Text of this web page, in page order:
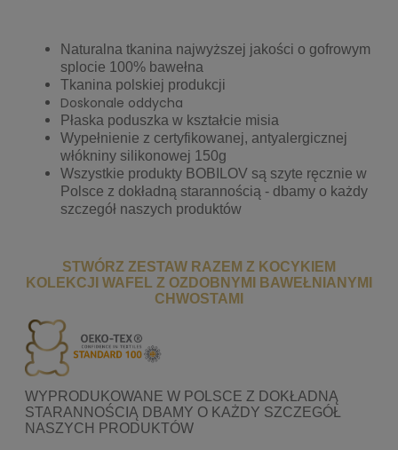
Naturalna tkanina najwyższej jakości o gofrowym
splocie 100% bawełna
Tkanina polskiej produkcji
Doskonale oddycha
Płaska poduszka w kształcie misia
Wypełnienie z certyfikowanej, antyalergicznej
włókniny silikonowej 150g
Wszystkie produkty BOBILOV są szyte ręcznie w
Polsce z dokładną starannością - dbamy o każdy
szczegół naszych produktów
STWÓRZ ZESTAW RAZEM Z KOCYKIEM
KOLEKCJI WAFEL Z OZDOBNYMI BAWEŁNIANYMI
CHWOSTAMI
WYPRODUKOWANE W POLSCE Z DOKŁADNĄ
STARANNOŚCIĄ DBAMY O KAŻDY SZCZEGÓŁ
NASZYCH PRODUKTÓW